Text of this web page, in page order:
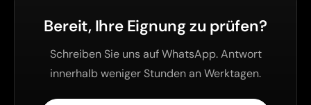
Bereit, Ihre Eignung zu prüfen?
Schreiben Sie uns auf WhatsApp. Antwort
innerhalb weniger Stunden an Werktagen.